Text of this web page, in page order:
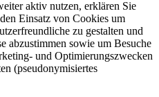
aktiv nutzen, erklären Sie
Einsatz von Cookies um
zu gestalten und
abzustimmen sowie um Besuche
und Optimierungszwecken
(pseudonymisiertes